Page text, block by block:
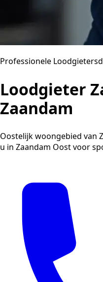
Professionele
Loodgieter
Zaandam
Oostelijk woongebied van
u in Zaandam Oost voor